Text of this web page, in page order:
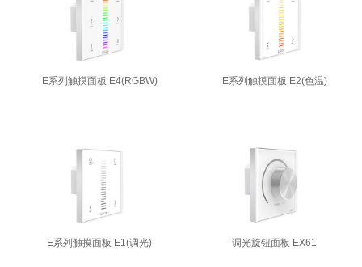
E系列触摸面板 E4(RGBW) E系列触摸面板 E2(色温)
E系列触摸面板 E1(调光) 调光旋钮面板 EX61